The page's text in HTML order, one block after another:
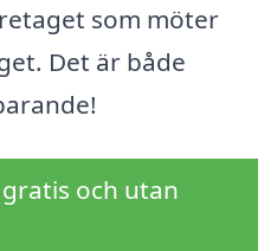
som möter
Det är både
och utan